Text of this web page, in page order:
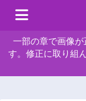
一部の章で画像
す。修正に取り組